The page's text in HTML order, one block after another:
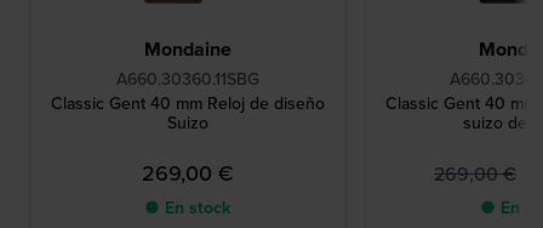
Mondaine
A660.30360.11SBG
Classic Gent 40 mm Reloj de diseño
Suizo
269,00 €
● En stock
Classic Gent 40
suizo de
269,00 €
● En